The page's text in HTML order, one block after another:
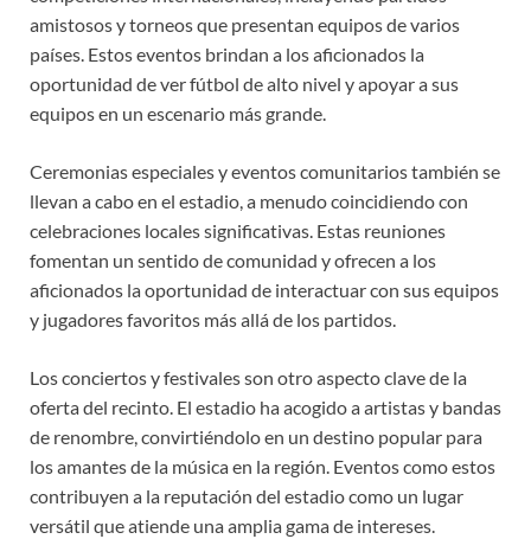
amistosos y torneos que presentan equipos de varios
países. Estos eventos brindan a los aficionados la
oportunidad de ver fútbol de alto nivel y apoyar a sus
equipos en un escenario más grande.
Ceremonias especiales y eventos comunitarios también se
llevan a cabo en el estadio, a menudo coincidiendo con
celebraciones locales significativas. Estas reuniones
fomentan un sentido de comunidad y ofrecen a los
aficionados la oportunidad de interactuar con sus equipos
y jugadores favoritos más allá de los partidos.
Los conciertos y festivales son otro aspecto clave de la
oferta del recinto. El estadio ha acogido a artistas y bandas
de renombre, convirtiéndolo en un destino popular para
los amantes de la música en la región. Eventos como estos
contribuyen a la reputación del estadio como un lugar
versátil que atiende una amplia gama de intereses.